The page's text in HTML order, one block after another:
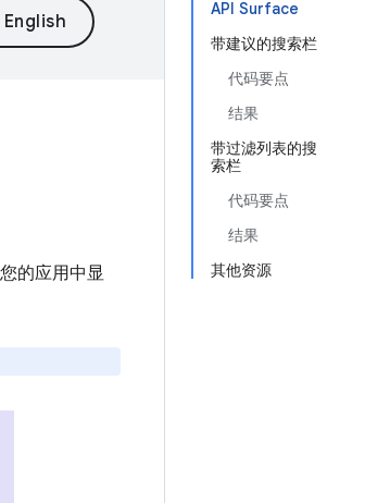
API Surface
带建议的搜索栏
代码要点
结果
带过滤列表的搜
索栏
代码要点
结果
其他资源
的应用中显